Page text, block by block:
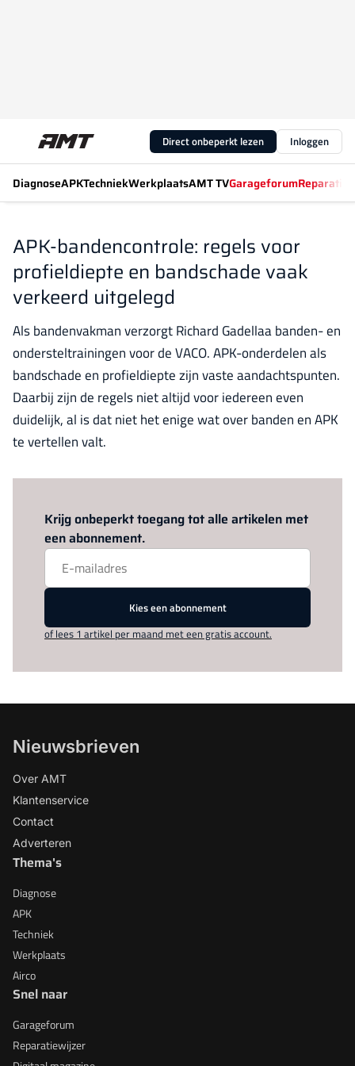
Direct onbeperkt lezen Inloggen
DiagnoseAPKTechniekWerkplaatsAMT TVGarageforum
APK-bandencontrole: regels voor
profieldiepte en bandschade vaak
verkeerd uitgelegd
Als bandenvakman verzorgt Richard Gadellaa banden- en
ondersteltrainingen voor de VACO. APK-onderdelen als
bandschade en profieldiepte zijn vaste aandachtspunten.
Daarbij zijn de regels niet altijd voor iedereen even
duidelijk, al is dat niet het enige wat over banden en APK
te vertellen valt.
Krijg onbeperkt toegang tot alle artikelen met
een abonnement.
Kies een abonnement
of lees 1 artikel per maand met een gratis account.
Nieuwsbrieven
Over AMT
Klantenservice
Contact
Adverteren
Thema's
Diagnose
APK
Techniek
Werkplaats
Airco
Snel naar
Garageforum
Reparatiewijzer